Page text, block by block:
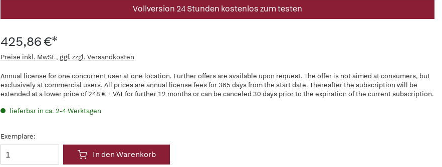
Vollversion 24 Stunden kostenlos zum testen
425,86 €*
Preise inkl. MwSt., ggf. zzgl. Versandkosten
Annual license for one concurrent user at one location. Further offers are available upon request. The offer is not aimed at consumers, but
exclusively at commercial users. All prices are annual license fees for 365 days from the start date. Thereafter the subscription will be
extended at a lower price of 248 € + VAT for further 12 months or can be canceled 30 days prior to the expiration of the current subscription.
lieferbar in ca. 2-4 Werktagen
Exemplare:
In den Warenkorb